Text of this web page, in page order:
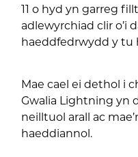
11 o hyd yn garreg
adlewyrchiad clir o’i
haeddfedrwydd y tu
Mae cael ei dethol i
Gwalia Lightning yn
neilltuol arall ac
haeddiannol.